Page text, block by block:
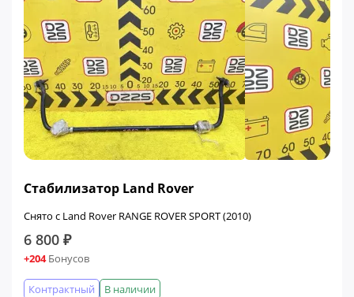
Стабилизатор Land Rover
Снято с Land Rover RANGE ROVER SPORT (2010)
6 800 ₽
+204Бонусов
В наличии
Контрактный